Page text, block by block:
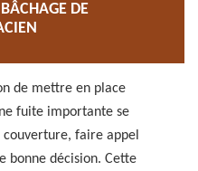
DE
de mettre en place
fuite importante se
faire appel
bonne décision. Cette